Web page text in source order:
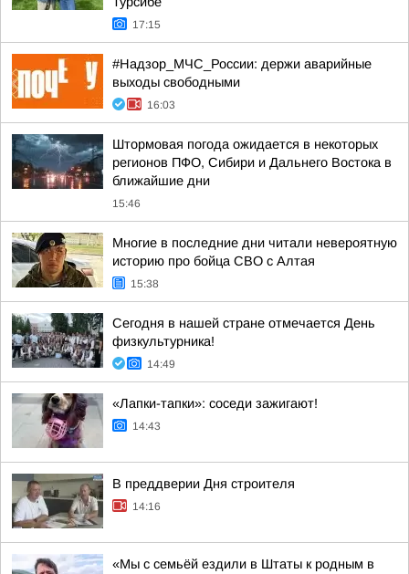
17:15
#Надзор_МЧС_России: держи аварийные
выходы свободными
16:03
Штормовая погода ожидается в некоторых
регионов ПФО, Сибири и Дальнего Востока в
ближайшие дни
15:46
Многие в последние дни читали невероятную
историю про бойца СВО с Алтая
15:38
Сегодня в нашей стране отмечается День
физкультурника!
14:49
«Лапки-тапки»: соседи зажигают!
14:43
В преддверии Дня строителя
14:16
«Мы с семьёй ездили в Штаты к родным в